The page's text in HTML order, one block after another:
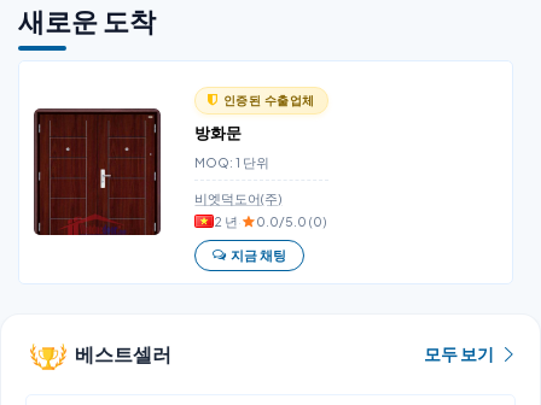
새로운 도착
인증된 수출업체
방화문
MOQ: 1 단위
비엣덕도어(주)
2 년· 0.0/5.0 (0)
지금 채팅
베스트셀러 모두 보기